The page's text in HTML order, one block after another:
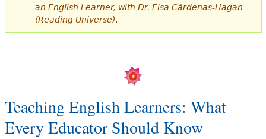
an English Learner, with Dr. Elsa Cárdenas-Hagan
(Reading Universe).
Teaching English Learners: What
Every Educator Should Know